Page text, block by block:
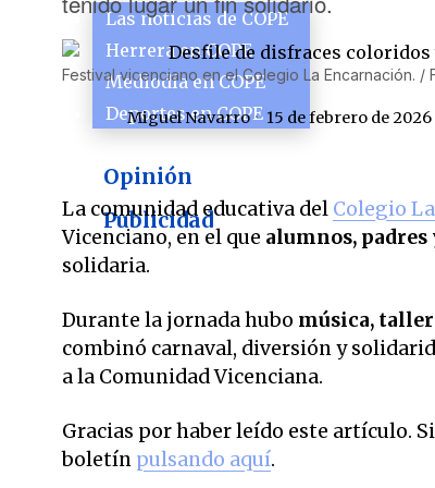
Las noticias de COPE
Herrera en COPE
Mediodía en COPE
Deportes en COPE
Opinión
Publicidad
Festival vicenciano en el Colegio La Encarnación. /
Miguel Navarro 15 de febrero de
La comunidad educativa del Colegio
Vicenciano, en el que alumnos,
solidaria.
Durante la jornada hubo música,
combinó carnaval, diversión y
a la Comunidad Vicenciana.
Gracias por haber leído este artículo.
boletín pulsando aquí.